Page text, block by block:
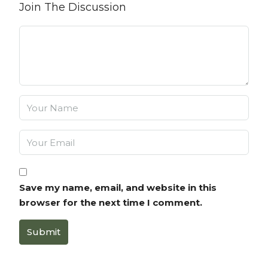
Join The Discussion
Save my name, email, and website in this
browser for the next time I comment.
Submit